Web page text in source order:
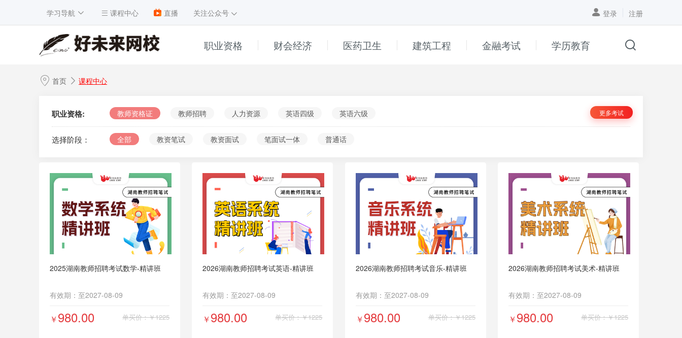
学习导航 课程中心 直播 关注公众号 登录 注册
课程
高中
4 初中
5 小学
8 ______
9 真题解析
10 考编第一课
职业资格 财会经济 医药卫生 建筑工程 金融考试 学历教育
首页 课程中心
更多考试
职业资格: 教师资格证 教师招聘 人力资源 英语四级 英语六级
选择阶段： 全部 教资笔试 教资面试 笔面试一体 普通话
2025湖南教师招聘考试数学-精讲班
有效期：至2027-08-09
￥980.00 单买价：￥1225
2026湖南教师招聘考试英语-精讲班
有效期：至2027-08-09
￥980.00 单买价：￥1225
2026湖南教师招聘考试音乐-精讲班
有效期：至2027-08-09
￥980.00 单买价：￥1225
2026湖南教师招聘考试美术-精讲班
有效期：至2027-08-09
￥980.00 单买价：￥1225